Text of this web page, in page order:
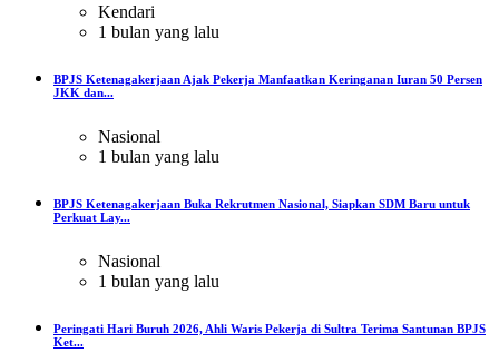
Kendari
1 bulan yang lalu
BPJS Ketenagakerjaan Ajak Pekerja Manfaatkan Keringanan Iuran 50 Persen
JKK dan...
Nasional
1 bulan yang lalu
BPJS Ketenagakerjaan Buka Rekrutmen Nasional, Siapkan SDM Baru untuk
Perkuat Lay...
Nasional
1 bulan yang lalu
Peringati Hari Buruh 2026, Ahli Waris Pekerja di Sultra Terima Santunan BPJS
Ket...